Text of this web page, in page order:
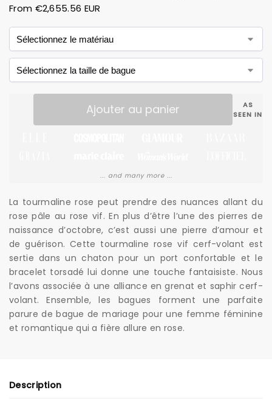
From €2,655.56 EUR
La tourmaline rose peut prendre des nuances allant du
rose pâle au rose vif. En plus d’être l’une des pierres de
naissance d’octobre, c’est aussi une pierre d’amour et
de guérison. Cette tourmaline rose vif cerf-volant est
sertie dans un chaton pour un port confortable et le
bracelet torsadé lui donne une touche fantaisiste. Nous
l’avons associée à une alliance en grenat et saphir cerf-
volant. Ensemble, les bagues forment une parfaite
parure de bague de mariage pour une femme féminine
et romantique qui a fière allure en rose.
Ajouter au panier
AS
SEEN IN
... and many more ...
Description